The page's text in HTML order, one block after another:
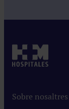
Sobre nosaltres